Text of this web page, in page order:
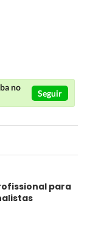
no
Seguir
para